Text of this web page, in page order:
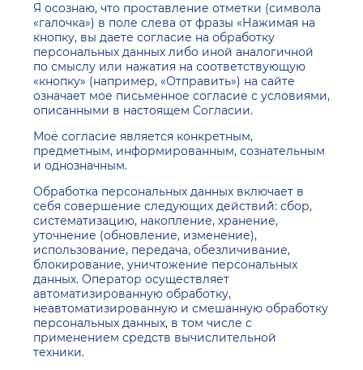
Я осознаю, что проставление отметки (символа
«галочка») в поле слева от фразы «Нажимая на
кнопку, вы даете согласие на обработку
персональных данных либо иной аналогичной
по смыслу или нажатия на соответствующую
«кнопку» (например, «Отправить») на сайте
означает мое письменное согласие с условиями,
описанными в настоящем Согласии.
Моё согласие является конкретным,
предметным, информированным, сознательным
и однозначным.
Обработка персональных данных включает в
себя совершение следующих действий̆: сбор,
систематизацию, накопление, хранение,
уточнение (обновление, изменение),
использование, передача, обезличивание,
блокирование, уничтожение персональных
данных. Оператор осуществляет
автоматизированную обработку,
неавтоматизированную и смешанную обработку
персональных данных, в том числе с
применением средств вычислительной
техники.